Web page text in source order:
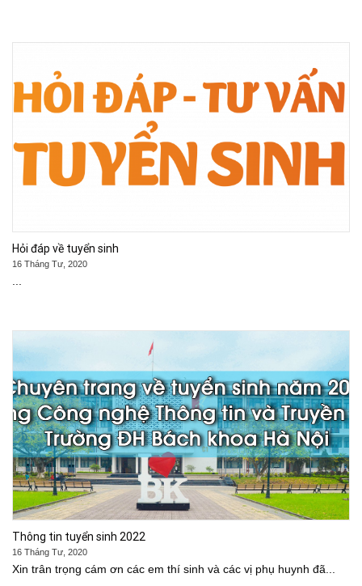
Hỏi đáp về tuyển sinh
16 Tháng Tư, 2020
Thông tin tuyển sinh 2022
16 Tháng Tư, 2020
Xin trân trọng cám ơn các em thí sinh và các vị phụ huynh đã...